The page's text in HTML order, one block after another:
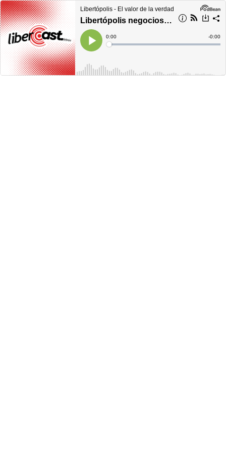
Libertópolis - El valor de la verdad
Libertópolis negocios, miércoles 25 de enero de 2023
Play
Current
Time
0:00
Loaded:
Time
-0:00